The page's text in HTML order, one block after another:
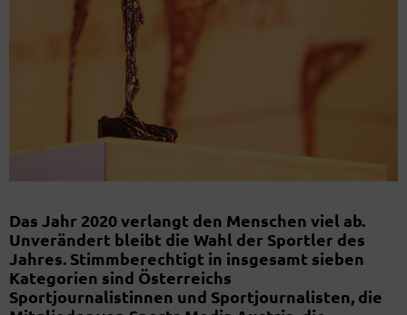
Das Jahr 2020 verlangt den Menschen viel ab.
Unverändert bleibt die Wahl der Sportler des
Jahres. Stimmberechtigt in insgesamt sieben
Kategorien sind Österreichs
Sportjournalistinnen und Sportjournalisten, die